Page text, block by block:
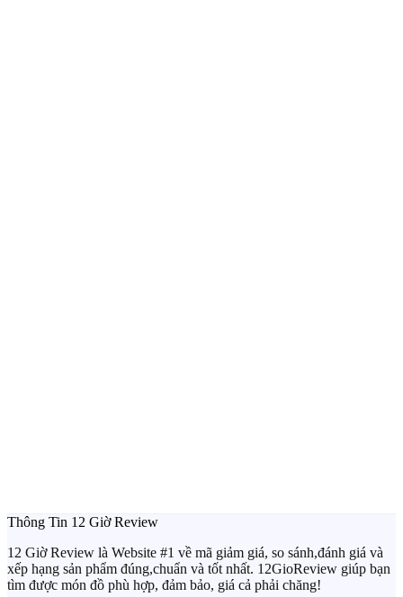
Thông Tin 12 Giờ Review
12 Giờ Review là Website #1 về mã giảm giá, so sánh,đánh giá và
xếp hạng sản phẩm đúng,chuẩn và tốt nhất. 12GioReview giúp bạn
tìm được món đồ phù hợp, đảm bảo, giá cả phải chăng!